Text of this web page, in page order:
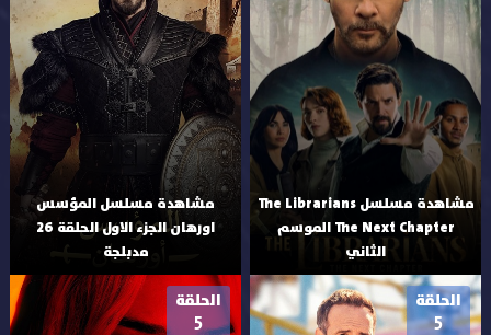
مشاهدة مسلسل The Librarians
The Next Chapter الموسم
الثاني
مشاهدة مسلسل المؤسس
اورهان الجزء الاول الحلقة 26
مدبلجة
الحلقة
5
الحلقة
5